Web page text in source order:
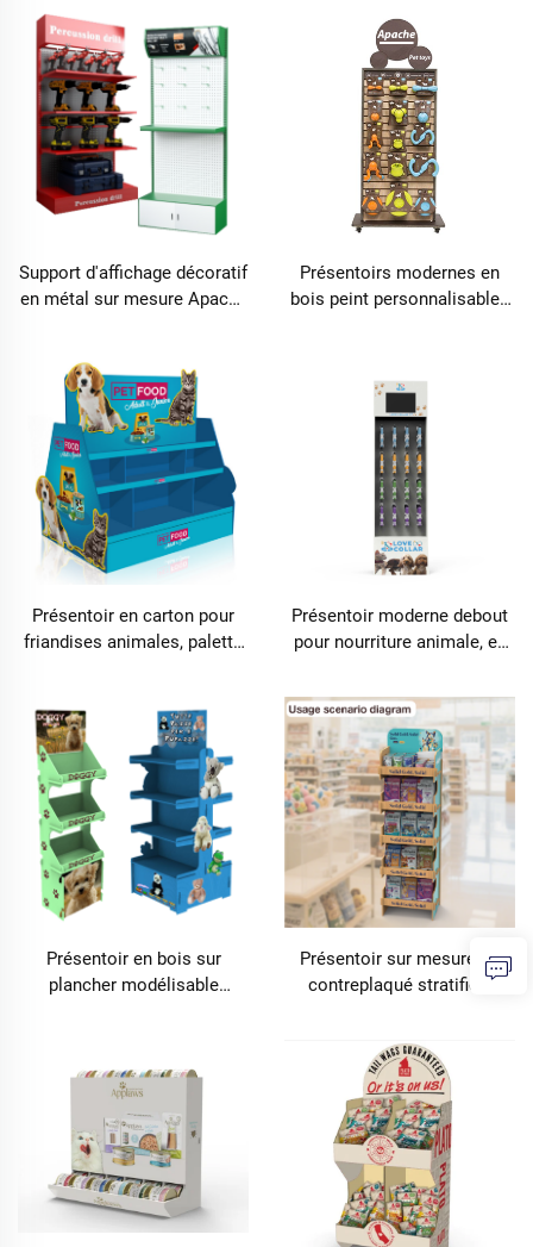
ateliers de réparation
automobile et à l'usage en
usine
présentoirs du sol au
plafond, style moderne pour
supermarchés
Support d'affichage décoratif
en métal sur mesure Apache
aux magasins et étagères de
supermarché
Présentoirs modernes en
bois peint personnalisables
animaux, destinés à
l'affichage en animalerie
Présentoir en carton pour
friandises animales, palette
supermarchés
Présentoir moderne debout
pour nourriture animale, en
LCD, présentoir personnalisé
pour chiens et chats
Présentoir en bois sur
plancher modélisable
et jouets pour animaux
domestiques, destiné aux
magasins d'accessoires
pour animaux
Présentoir sur mesure en
contreplaqué stratifié à
domestiques, destiné aux
supermarchés